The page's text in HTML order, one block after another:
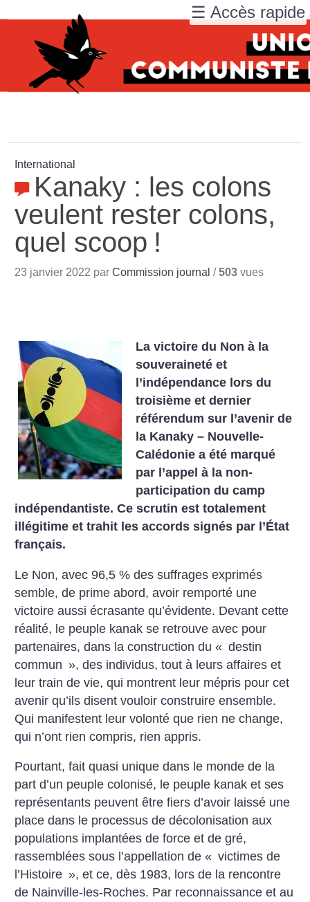
International
Kanaky : les colons
veulent rester colons,
quel scoop !
23 janvier 2022 parCommission journal /503 vues
La victoire du Non à la
souveraineté et
l’indépendance lors du
troisième et dernier
référendum sur l’avenir de
la Kanaky – Nouvelle-
Calédonie a été marqué
par l’appel à la non-
participation du camp
indépendantiste. Ce scrutin est totalement
illégitime et trahit les accords signés par l’État
français.
Le Non, avec 96,5 % des suffrages exprimés
semble, de prime abord, avoir remporté une
victoire aussi écrasante qu’évidente. Devant cette
réalité, le peuple kanak se retrouve avec pour
partenaires, dans la construction du « destin
commun », des individus, tout à leurs affaires et
leur train de vie, qui montrent leur mépris pour cet
avenir qu’ils disent vouloir construire ensemble.
Qui manifestent leur volonté que rien ne change,
qui n’ont rien compris, rien appris.
Pourtant, fait quasi unique dans le monde de la
part d’un peuple colonisé, le peuple kanak et ses
représentants peuvent être fiers d’avoir laissé une
place dans le processus de décolonisation aux
populations implantées de force et de gré,
rassemblées sous l’appellation de « victimes de
l’Histoire », et ce, dès 1983, lors de la rencontre
de Nainville-les-Roches. Par reconnaissance et au
☰ Accès rapide